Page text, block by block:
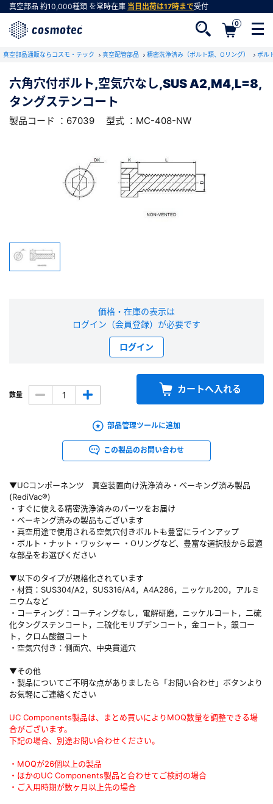
真空部品 約10,000種類 を常時在庫 当日出荷は17時まで受付
0
真空部品通販ならコスモ・テック 真空配管部品 精密洗浄済み（ボルト類、Oリング） ボル
六角穴付ボルト,空気穴なし,SUS A2,M4,L=8,
タングステンコート
製品コード ：67039 型式 ：MC-408-NW
▼UCコンポーネンツ 真空装置向け洗浄済み・ベーキング済み製品
(RediVac®)
・すぐに使える精密洗浄済みのパーツをお届け
・ベーキング済みの製品もございます
・真空用途で使用される空気穴付きボルトも豊富にラインアップ
・ボルト・ナット・ワッシャー ・Oリングなど、豊富な選択肢から最適
な部品をお選びください
▼以下のタイプが規格化されています
・材質：SUS304/A2，SUS316/A4，A4A286，ニッケル200，アルミ
ニウムなど
・コーティング：コーティングなし，電解研磨，ニッケルコート，二硫
化タングステンコート，二硫化モリブデンコート，金コート，銀コー
ト，クロム酸銀コート
・空気穴付き：側面穴、中央貫通穴
▼その他
・製品についてご不明な点がありましたら「お問い合わせ」ボタンより
お気軽にご連絡ください
UC Components製品は、まとめ買いによりMOQ数量を調整できる場
合がございます。
下記の場合、別途お問い合わせください。
・MOQが26個以上の製品
・ほかのUC Components製品と合わせてご検討の場合
・ご入用時期が数ヶ月以上先の場合
価格・在庫の表示は
ログイン（会員登録）が必要です
ログイン
数量 カートへ入れる
部品管理ツールに追加
この製品のお問い合わせ
RoHS2適合報告書のダウンロード
下記製品のRoHS2適合報告書のダウンロードをします。
六角穴付ボルト,空気穴なし,SUS
A2,M4,L=8,タングステンコート
型式 ：MC-408-NW 製品コード ：67039
会社・学校・研究機関名 必須
会員登録がお済みでない方
会員登録をすれば、便利な機能がご利用いただけ
※新規会員登録をお申し込み頂いてから本登録となるまで、数日間かかる場合
があります。また当社の判断によりお断りする場合があります。
会員の方はこちら
※パスワードをお忘れの方は、
※メールアドレスを忘れた方は、 お問い合わせページ よりお問い合わせくださ